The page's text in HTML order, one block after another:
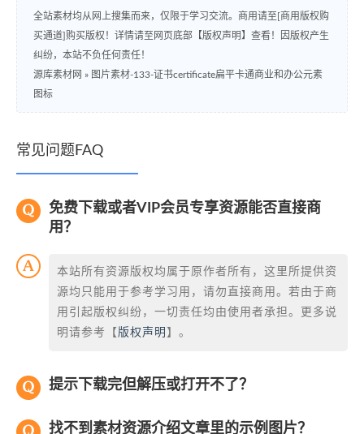
全站素材均从网上搜集而来，仅限于学习交流。商用请至[商用版权购
买通道]购买版权！详情请至网页底部【版权声明】查看！因版权产生
纠纷，本站不负任何责任！
源库素材网 » 图片素材-133-证书certificate扁平卡通商业和办公元素
图标
常见问题FAQ
免费下载或者VIP会员专享资源能否直接商
用？
本站所有资源版权均属于原作者所有，这里所提供资
源均只能用于参考学习用，请勿直接商用。若由于商
用引起版权纠纷，一切责任均由使用者承担。更多说
明请参考【 版权声明 】。
提示下载完但解压或打开不了？
找不到素材资源介绍文章里的示例图片？